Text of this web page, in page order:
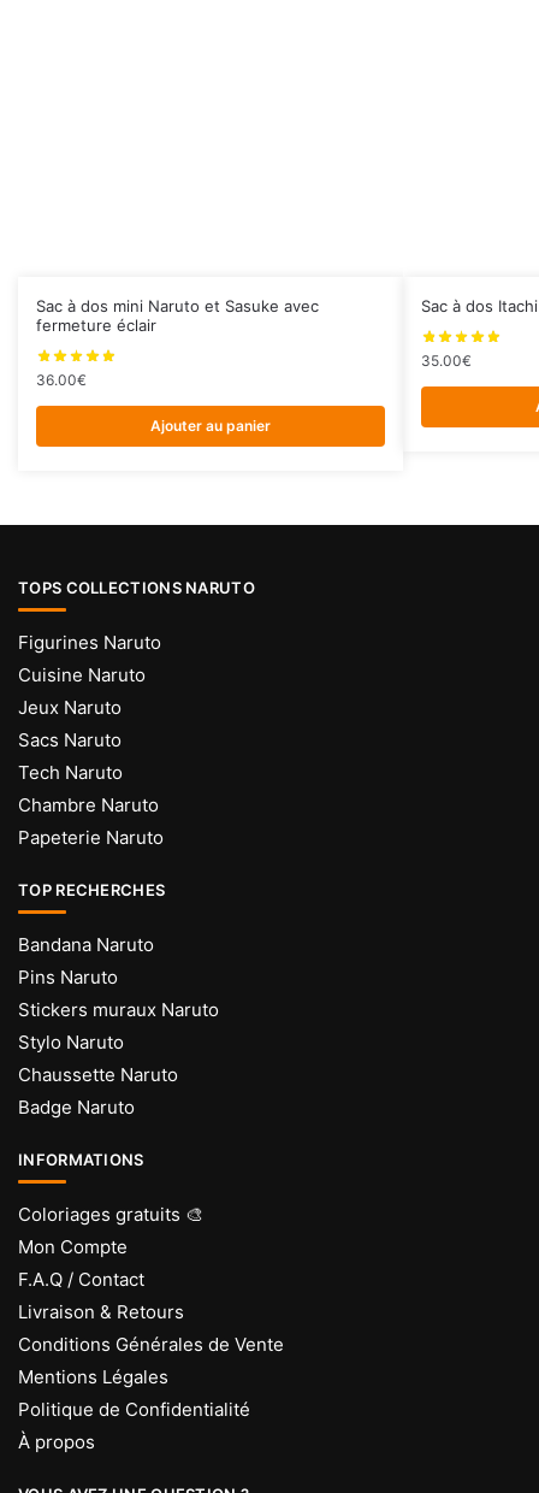
Sac à dos mini Naruto et Sasuke avec
fermeture éclair
36.00€
Ajouter au panier
Sac à dos
35.00€
TOPS COLLECTIONS NARUTO
Figurines Naruto
Cuisine Naruto
Jeux Naruto
Sacs Naruto
Tech Naruto
Chambre Naruto
Papeterie Naruto
TOP RECHERCHES
Bandana Naruto
Pins Naruto
Stickers muraux Naruto
Stylo Naruto
Chaussette Naruto
Badge Naruto
INFORMATIONS
Coloriages gratuits 🎨
Mon Compte
F.A.Q / Contact
Livraison & Retours
Conditions Générales de Vente
Mentions Légales
Politique de Confidentialité
À propos